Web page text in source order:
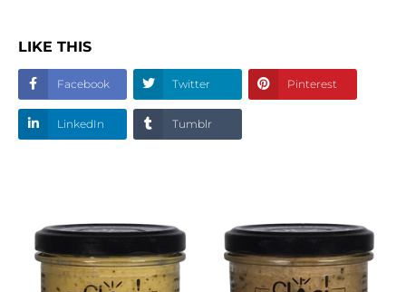
LIKE THIS
Facebook Twitter Pinterest
LinkedIn Tumblr